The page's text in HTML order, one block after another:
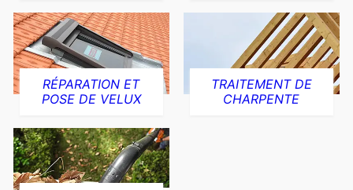
RÉPARATION ET
POSE DE VELUX
TRAITEMENT DE
CHARPENTE